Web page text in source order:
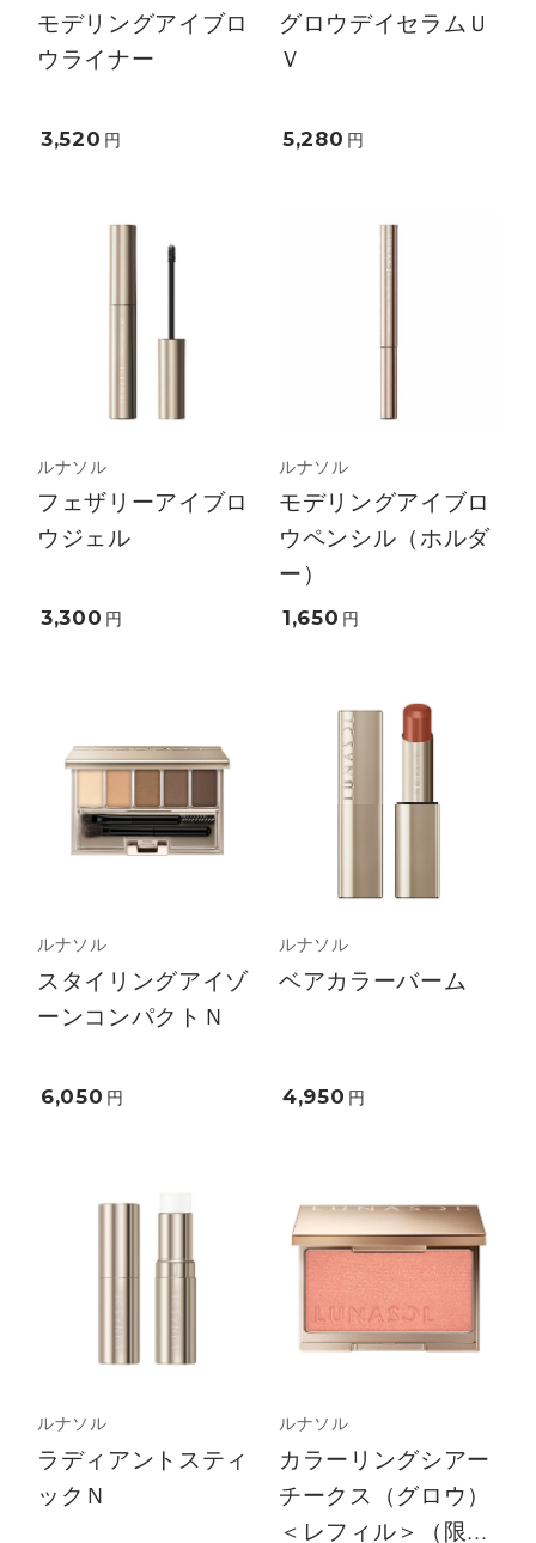
モデリングアイブロ
ウライナー
3,520 円
グロウデイセラムＵ
Ｖ
5,280 円
ルナソル
フェザリーアイブロ
ウジェル
3,300 円
ルナソル
モデリングアイブロ
ウペンシル（ホルダ
ー）
1,650 円
ルナソル
スタイリングアイゾ
ーンコンパクトＮ
6,050 円
ルナソル
ベアカラーバーム
4,950 円
ルナソル
ラディアントスティ
ックＮ
ルナソル
カラーリングシアー
チークス（グロウ）
＜レフィル＞（限...